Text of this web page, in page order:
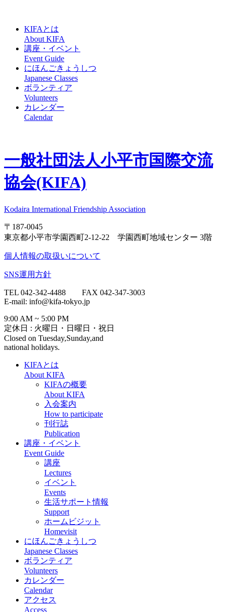
KIFAとは
About KIFA
講座・イベント
Event Guide
にほんごきょうしつ
Japanese Classes
ボランティア
Volunteers
カレンダー
Calendar
一般社団法人小平市国際交流
協会(KIFA)
Kodaira International Friendship Association
〒187-0045
東京都小平市学園西町2-12-22 学園西町地域センター 3階
個人情報の取扱いについて
SNS運用方針
TEL 042-342-4488 FAX 042-347-3003
E-mail: info@kifa-tokyo.jp
9:00 AM ~ 5:00 PM
定休日 : 火曜日・日曜日・祝日
Closed on Tuesday,Sunday,and
national holidays.
KIFAとは
About KIFA
KIFAの概要
About KIFA
入会案内
How to participate
刊行誌
Publication
講座・イベント
Event Guide
講座
Lectures
イベント
Events
生活サポート情報
Support
ホームビジット
Homevisit
にほんごきょうしつ
Japanese Classes
ボランティア
Volunteers
カレンダー
Calendar
アクセス
Access